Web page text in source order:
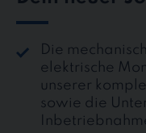
Die
elektrische
unserer
sowie die